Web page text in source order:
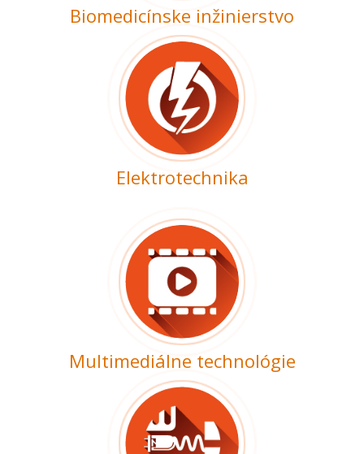
Biomedicínske inžinierstvo
Elektrotechnika
Multimediálne technológie